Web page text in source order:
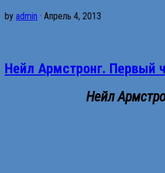
by admin · Апрель 4, 2013
Нейл Армстронг. Первый
Нейл